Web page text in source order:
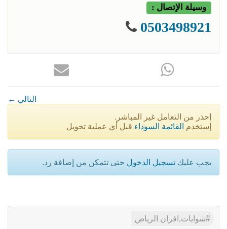
وسيلة الإتصال :
0503498921
← التالي
إحذر من التعامل غير المباشر.
إستخدم القائمة السوداء قبل أي عملية تحويل
يجب عليك تسجيل الدخول حتى تتمكن من إضافة رد.
شوايات,افران الرياض